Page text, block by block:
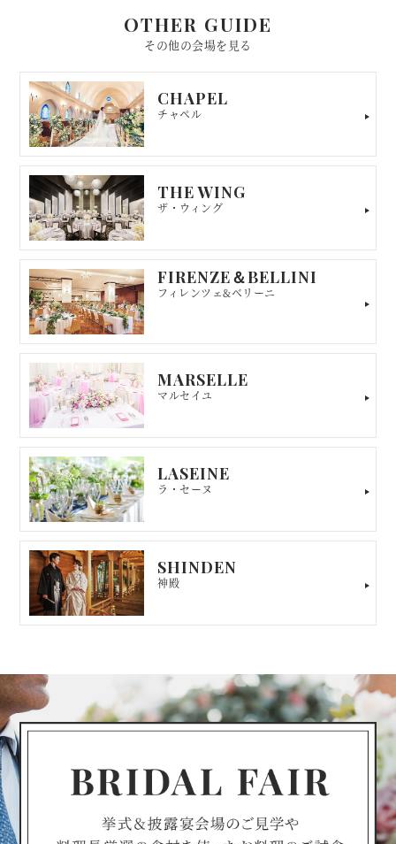
OTHER GUIDE
その他の会場を見る
CHAPEL
チャペル
THE WING
ザ・ウィング
FIRENZE＆BELLINI
フィレンツェ&ベリーニ
MARSELLE
マルセイユ
LASEINE
ラ・セーヌ
SHINDEN
神殿